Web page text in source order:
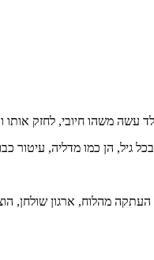
משהו חיובי, לחזק אותו
גיל, הן כמו מדליה, עיטור
מהלוח, ארגון שולחן,